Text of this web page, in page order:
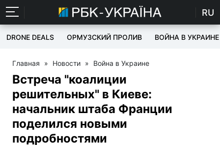
RU
DRONE DEALS ОРМУЗСКИЙ ПРОЛИВ ВОЙНА В УКРАИНЕ
Главная » Новости » Война в Украине
Встреча "коалиции
решительных" в Киеве:
начальник штаба Франции
поделился новыми
подробностями